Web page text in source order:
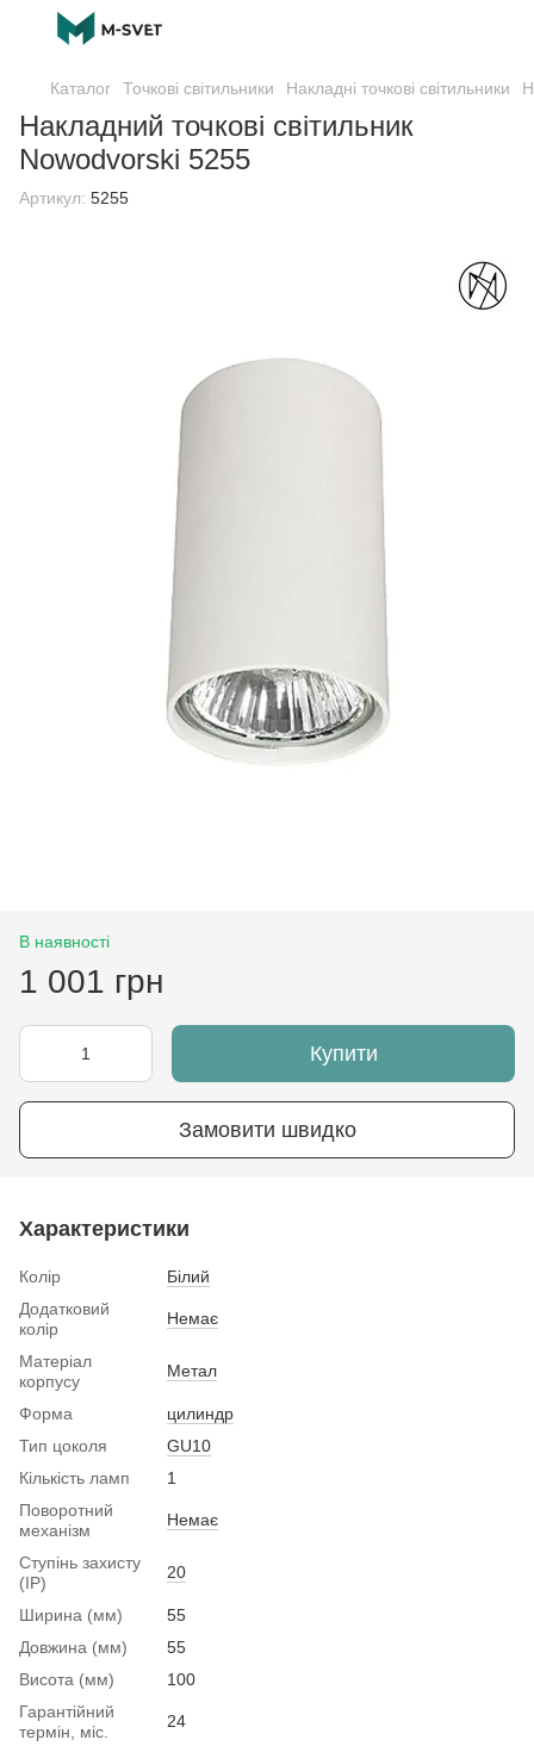
Каталог Точкові світильники Накладні точкові світильники
Накладний точкові світильник
Nowodvorski 5255
Артикул: 5255
В наявності
1 001 грн
Купити
Замовити швидко
Характеристики
Колір
Білий
Додатковий
колір
Немає
Матеріал
корпусу
Метал
Форма
цилиндр
Тип цоколя
GU10
Кількість ламп
1
Поворотний
механізм
Немає
Ступінь захисту
(IP)
20
Ширина (мм)
55
Довжина (мм)
55
Висота (мм)
100
Гарантійний
термін, міс.
24